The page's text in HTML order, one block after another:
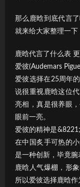
那么鹿晗到底代言
就来给大家整理一下
鹿晗代言了什么表
爱彼(Audemars
爱彼选择在25周年
说很重视鹿晗这位
亮相，真是很养眼
眼前一亮。
爱彼的精神是
在中国炙手可热的
是一种创新，毕竟腕
鹿晗人气爆棚，形
所以爱彼选择鹿晗作